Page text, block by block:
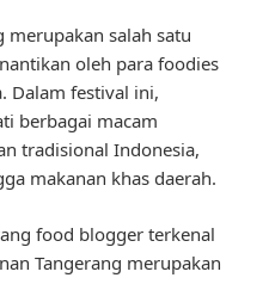
merupakan salah satu
oleh para foodies
Dalam festival ini,
berbagai macam
tradisional Indonesia,
makanan khas daerah.
food blogger terkenal
Tangerang merupakan